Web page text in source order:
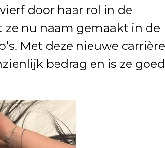
door haar rol in de
ze nu naam gemaakt in de
Met deze nieuwe carrière
bedrag en is ze goed